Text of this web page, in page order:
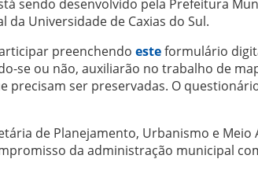
sendo desenvolvido pela Prefeitura
da Universidade de Caxias do Sul.
preenchendo esteformulário
se ou não, auxiliarão no trabalho de
precisam ser preservadas. O
de Planejamento, Urbanismo e Meio
da administração municipal